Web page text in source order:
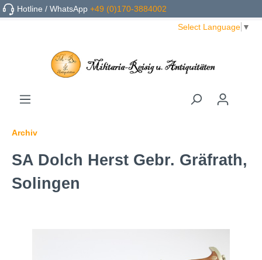
Hotline / WhatsApp+49 (0)170-3884002
Select Language ▼
Archiv
SA Dolch Herst Gebr. Gräfrath,
Solingen